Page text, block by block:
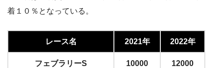
着１０％となっている。
レース名 2021年 2022年
フェブラリーS 10000 12000